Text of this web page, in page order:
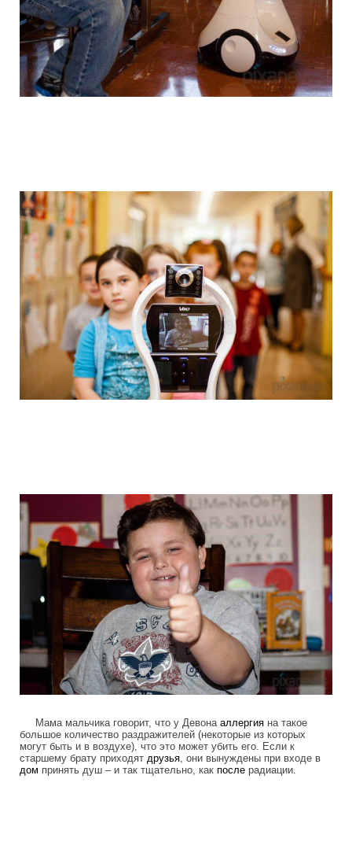
Мама мальчика говорит, что у Девона аллергия на такое
большое количество раздражителей (некоторые из которых
могут быть и в воздухе), что это может убить его. Если к
старшему брату приходят друзья, они вынуждены при входе в
дом принять душ – и так тщательно, как после радиации.